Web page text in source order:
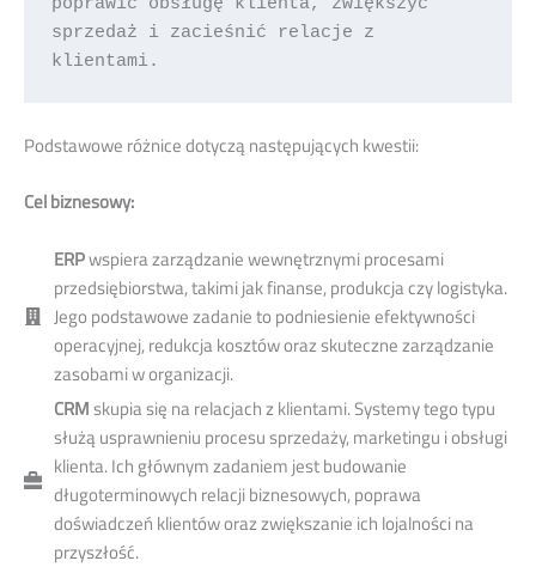
sprzedaż i zacieśnić relacje z
klientami.
Podstawowe różnice dotyczą następujących kwestii:
Cel biznesowy:
ERPwspiera zarządzanie wewnętrznymi procesami
przedsiębiorstwa, takimi jak finanse, produkcja czy logistyka.
Jego podstawowe zadanie to podniesienie efektywności
operacyjnej, redukcja kosztów oraz skuteczne zarządzanie
zasobami w organizacji.
CRMskupia się na relacjach z klientami. Systemy tego typu
służą usprawnieniu procesu sprzedaży, marketingu i obsługi
klienta. Ich głównym zadaniem jest budowanie
długoterminowych relacji biznesowych, poprawa
doświadczeń klientów oraz zwiększanie ich lojalności na
przyszłość.